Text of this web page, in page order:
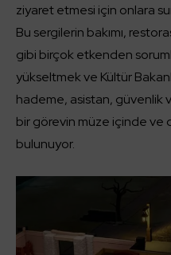
ziyaret etmesi için onlara
Bu sergilerin bakımı,
gibi birçok etkenden
yükseltmek ve Kültür
hademe, asistan, güvenlik
bir görevin müze içinde ve
bulunuyor.